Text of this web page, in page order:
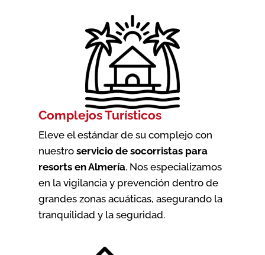
Complejos Turísticos
Eleve el estándar de su complejo con
nuestro servicio de socorristas para
resorts en Almería. Nos especializamos
en la vigilancia y prevención dentro de
grandes zonas acuáticas, asegurando la
tranquilidad y la seguridad.